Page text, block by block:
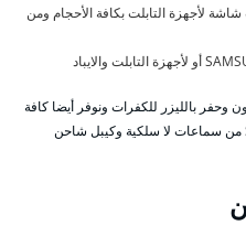
لأجهزة التابلت بكافة الأحجام ومن
وحفر بالليزر للكفرات ونوفر أيضا كافة
اكسسوارات لأجهزة الايفون وال SAMSUNG من سماعات لا سلكية وكيبل شاحن